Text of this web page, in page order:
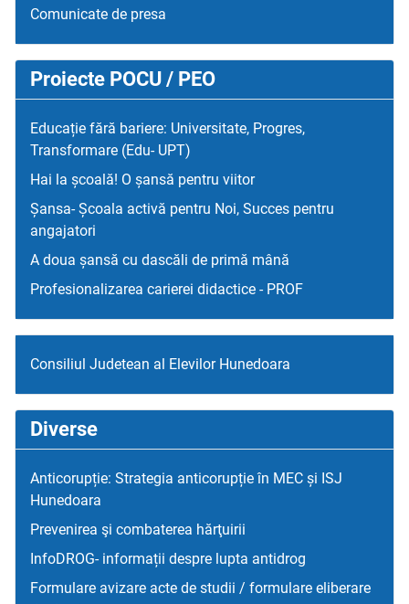
Comunicate de presa
Proiecte POCU / PEO
Educație fără bariere: Universitate, Progres,
Transformare (Edu- UPT)
Hai la școală! O șansă pentru viitor
Șansa- Școala activă pentru Noi, Succes pentru
angajatori
A doua șansă cu dascăli de primă mână
Profesionalizarea carierei didactice - PROF
Consiliul Judetean al Elevilor Hunedoara
Diverse
Anticorupție: Strategia anticorupție în MEC și ISJ
Hunedoara
Prevenirea şi combaterea hărţuirii
InfoDROG- informații despre lupta antidrog
Formulare avizare acte de studii / formulare eliberare